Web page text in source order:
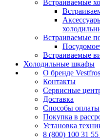
Встраиваемые
Встраиваемые
Встраиваемые
Холодильные шкафы
О бренде
Контакты
Сервисные
Доставка
Способы оплаты
Покупка в
Установка
8 (800) 100 31 55